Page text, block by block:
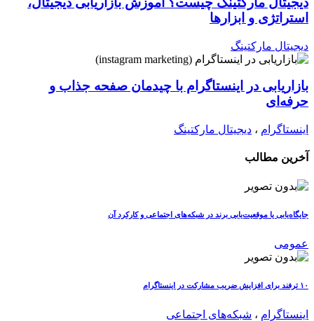
استراتژی و ابزارها
دیجیتال مارکتینگ
بازاریابی در اینستاگرام با چیدمان صفحه جذاب و
حرفه‌ای
اینستاگرام ، دیجیتال مارکتینگ
آخرین مطالب
جایگاه‌یابی یا موقعیت‌یابی برند در شبکه‌های اجتماعی و کارکرد آن
عمومی
۱۰ ترفند برای افزایش ضریب مشارکت در اینستاگرام
اینستاگرام ، شبکه‌های اجتماعی